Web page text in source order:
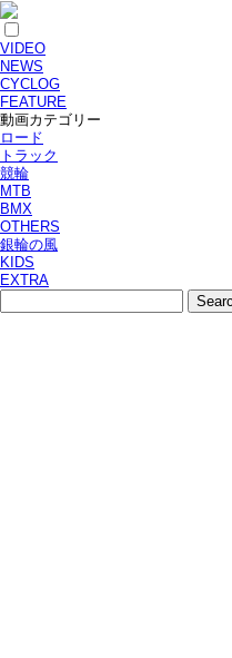
VIDEO
NEWS
CYCLOG
FEATURE
動画カテゴリー
ロード
トラック
競輪
MTB
BMX
OTHERS
銀輪の風
KIDS
EXTRA